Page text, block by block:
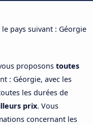
le pays suivant : Géorgie
proposons toutes
: Géorgie, avec les
les durées de
prix. Vous
concernant les